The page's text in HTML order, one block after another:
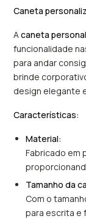
Caneta
Acaneta
funcionalidade
para andar
brinde
design elegante
Características:
Material:
Fabricado em
Tamanho da
Com o
para escrita e